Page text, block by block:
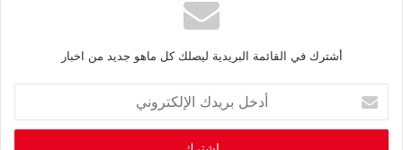
أشترك في القائمة البريدية ليصلك كل ماهو جديد من اخبار
خ